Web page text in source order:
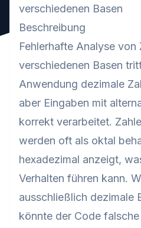
verschiedenen Basen
Beschreibung
Fehlerhafte Analyse von
verschiedenen Basen
Anwendung dezimale
aber Eingaben mit
korrekt verarbeitet.
werden oft als oktal
hexadezimal anzeigt,
Verhalten führen kann.
ausschließlich dezimale
könnte der Code